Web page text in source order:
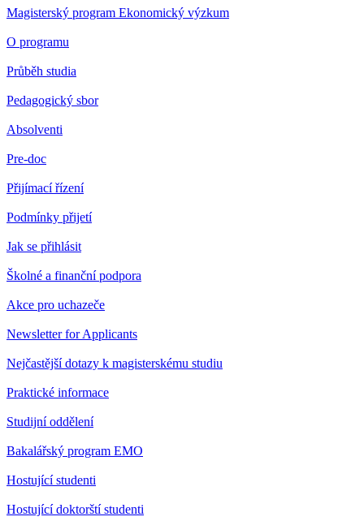
Magisterský program Ekonomický výzkum
O programu
Průběh studia
Pedagogický sbor
Absolventi
Pre-doc
Přijímací řízení
Podmínky přijetí
Jak se přihlásit
Školné a finanční podpora
Akce pro uchazeče
Newsletter for Applicants
Nejčastější dotazy k magisterskému studiu
Praktické informace
Studijní oddělení
Bakalářský program EMO
Hostující studenti
Hostující doktorští studenti